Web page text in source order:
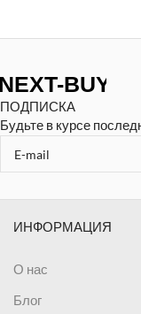
ПОДПИСКА
Будьте в курсе
ИНФОРМАЦИЯ
О нас
Блог